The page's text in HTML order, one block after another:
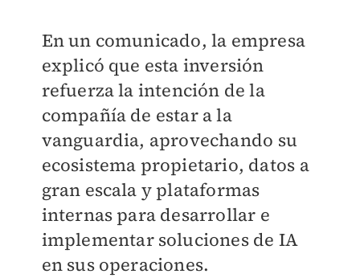
En un comunicado, la empresa
explicó que esta inversión
refuerza la intención de la
compañía de estar a la
vanguardia, aprovechando su
ecosistema propietario, datos a
gran escala y plataformas
internas para desarrollar e
implementar soluciones de IA
en sus operaciones.